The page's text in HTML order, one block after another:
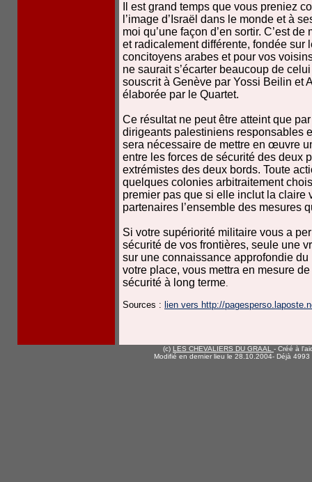
Il est grand temps que vous preniez
l’image d’Israël dans le monde et à
moi qu’une façon d’en sortir. C’est
et radicalement différente, fondée sur
concitoyens arabes et pour vos
ne saurait s’écarter beaucoup de
souscrit à Genève par Yossi Beilin et
élaborée par le Quartet.
Ce résultat ne peut être atteint que
dirigeants palestiniens responsables
sera nécessaire de mettre en œuvre
entre les forces de sécurité des deux
extrémistes des deux bords. Toute
quelques colonies arbitraitement
premier pas que si elle inclut la claire
partenaires l’ensemble des
Si votre supériorité militaire vous a
sécurité de vos frontières, seule une
sur une connaissance approfondie
votre place, vous mettra en mesure
sécurité à long terme.
Sources : lien vers http://
(c) LES CHEVALIERS DU GRAAL - Créé à
Modifié en dernier lieu le 28.10.2004- Déjà 4993